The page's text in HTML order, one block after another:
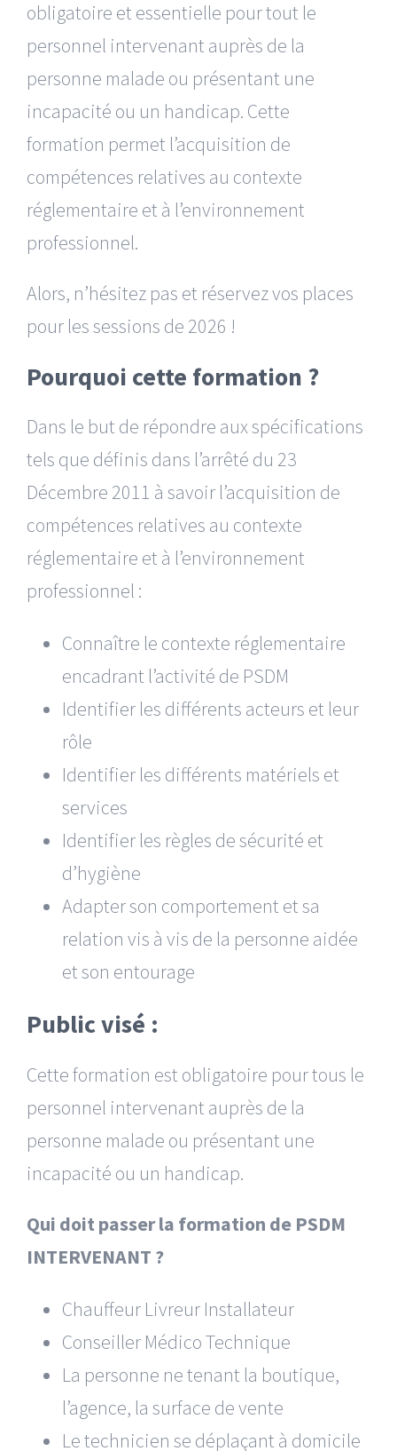
obligatoire et essentielle pour tout le
personnel intervenant auprès de la
personne malade ou présentant une
incapacité ou un handicap. Cette
formation permet l’acquisition de
compétences relatives au contexte
réglementaire et à l’environnement
professionnel.
Alors, n’hésitez pas et réservez vos places
pour les sessions de 2026 !
Pourquoi cette formation ?
Dans le but de répondre aux spécifications
tels que définis dans l’arrêté du 23
Décembre 2011 à savoir l’acquisition de
compétences relatives au contexte
réglementaire et à l’environnement
professionnel :
Connaître le contexte réglementaire
encadrant l’activité de PSDM
Identifier les différents acteurs et leur
rôle
Identifier les différents matériels et
services
Identifier les règles de sécurité et
d’hygiène
Adapter son comportement et sa
relation vis à vis de la personne aidée
et son entourage
Public visé :
Cette formation est obligatoire pour tous le
personnel intervenant auprès de la
personne malade ou présentant une
incapacité ou un handicap.
Qui doit passer la formation de PSDM
INTERVENANT ?
Chauffeur Livreur Installateur
Conseiller Médico Technique
La personne ne tenant la boutique,
l’agence, la surface de vente
Le technicien se déplaçant à domicile